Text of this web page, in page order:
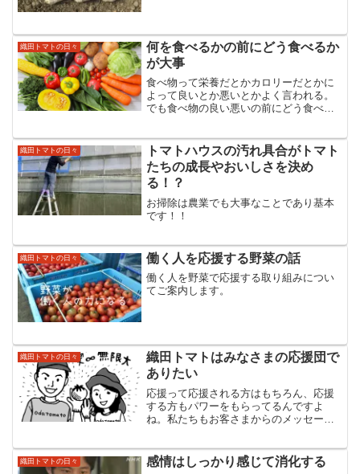
織田トマトの日々
何を食べるかの前にどう食べるか
が大事
食べ物って栄養だとかカロリーだとかに
よって良いとか悪いとかよく言われる。
でも食べ物の良い悪いの前にどう食べる
溢れる世の中にすることをビジョンにエ
ネルギー溢れる真っ赤な太陽...
織田トマトの日々
トマトハウスの汚れ具合がトマト
たちの成長やおいしさを決め
る！？
お掃除は農業でも大事なことであり基本
です！！
織田トマトの日々 働く人を応援する野菜の話
働く人を野菜で応援する取り組みについ
てご案内します。
織田トマトの日々
織田トマトはみなさまの応援団で
ありたい
応援って応援される方はもちろん、応援
する方もパワーをもらってるんですよ
ね。私たちもお客さまからのメッセージ
織田トマトの日々 感情はしっかり感じて消化する